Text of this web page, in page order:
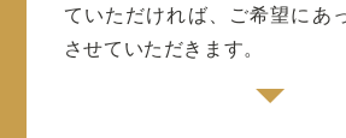
ていただければ、ご希望にあ
させていただきます。